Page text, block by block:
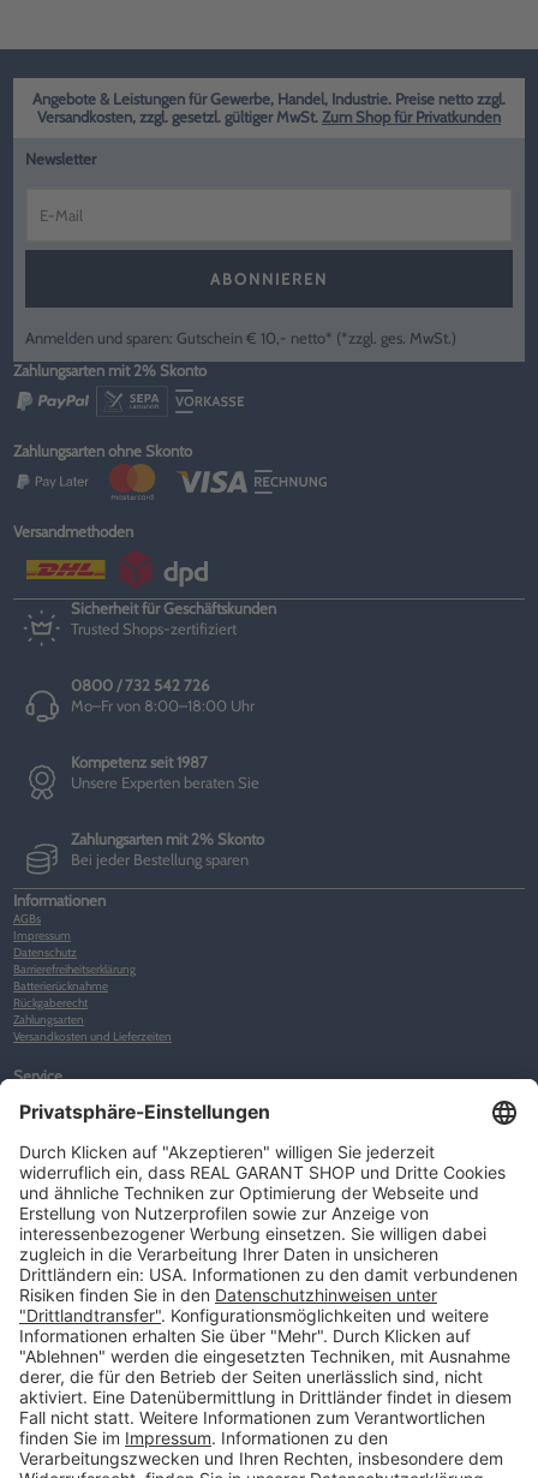
Angebote & Leistungen für Gewerbe, Handel, Industrie. Preise netto zzgl.
Versandkosten, zzgl. gesetzl. gültiger MwSt. Zum Shop für Privatkunden
Newsletter
ABONNIEREN
Anmelden und sparen: Gutschein € 10,- netto* (*zzgl. ges. MwSt.)
Zahlungsarten mit 2% Skonto
Zahlungsarten ohne Skonto
Versandmethoden
Sicherheit für Geschäftskunden
Trusted Shops-zertifiziert
0800 / 732 542 726
Mo–Fr von 8:00–18:00 Uhr
Kompetenz seit 1987
Unsere Experten beraten Sie
Zahlungsarten mit 2% Skonto
Bei jeder Bestellung sparen
Informationen
AGBs
Impressum
Datenschutz
Barrierefreiheitserklärung
Batterierücknahme
Rückgaberecht
Zahlungsarten
Versandkosten und Lieferzeiten
Service
Warenkorb
Neues Kunden-Konto anlegen
Newsletter
Kontakt
FAQs
Über uns
Kategorien
Betriebsorganisation (52)
Schlüsselorganisation (140)
Reifenorganisation (35)
Werkstattorganisation (166)
Preisauszeichnung und Preisdisplays (35)
Formulare KFZ und Werkstatt (34)
Kennzeichenhalter (49)
KFZ-Verkauf und KFZ-Präsentation (19)
Aussenwerbung (47)
Prospektpräsentation, Infosysteme (29)
Werbeartikel und Give-Aways (212)
SALES OFF (14)